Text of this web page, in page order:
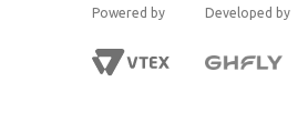
Powered by Developed by